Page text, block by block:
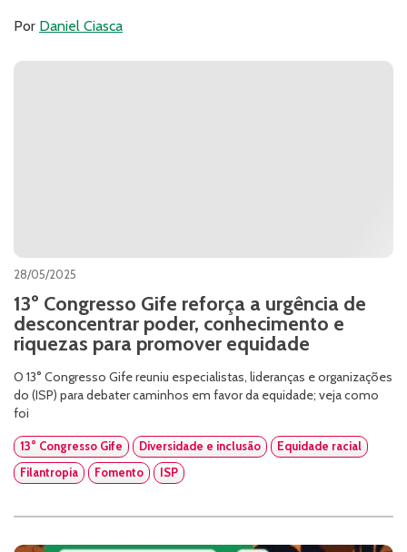
Por Daniel Ciasca
28/05/2025
13º Congresso Gife reforça a urgência de
desconcentrar poder, conhecimento e
riquezas para promover equidade
O 13° Congresso Gife reuniu especialistas, lideranças e organizações
do (ISP) para debater caminhos em favor da equidade; veja como
foi
13° Congresso Gife Diversidade e inclusão
Equidade racial
Filantropia
Fomento ISP